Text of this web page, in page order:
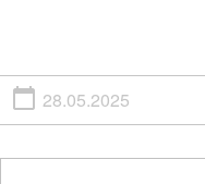
28.05.2025